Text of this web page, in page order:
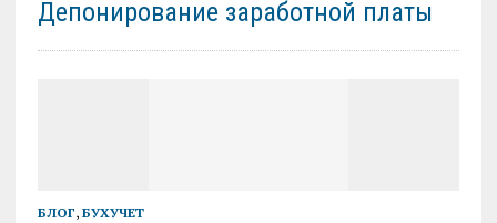
Депонирование заработной платы
БЛОГ, БУХУЧЕТ